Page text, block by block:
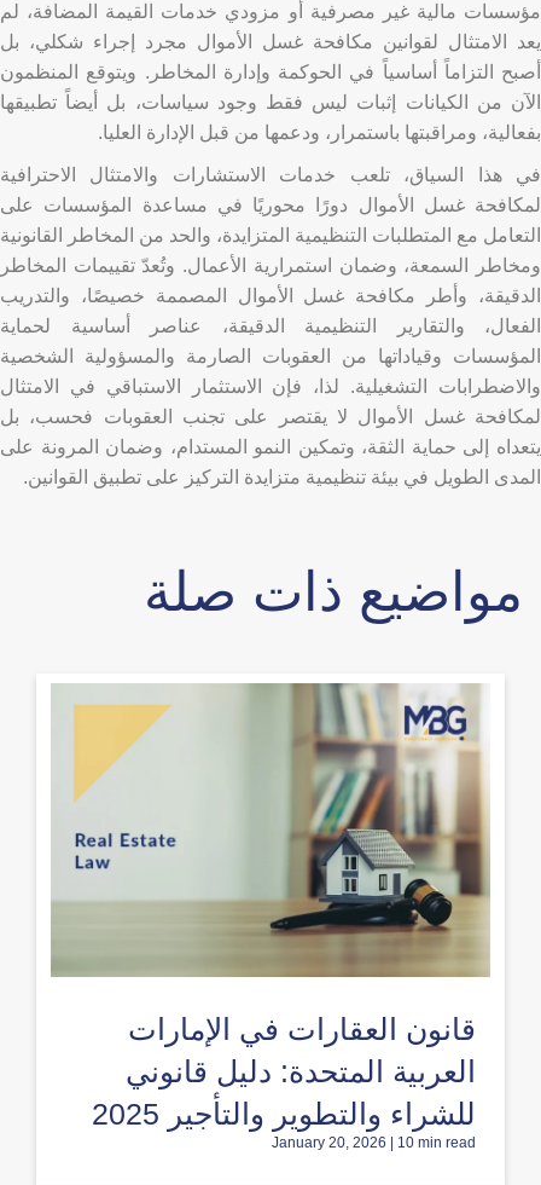
مؤسسات مالية غير مصرفية أو مزودي خدمات القيمة المضافة، لم
يعد الامتثال لقوانين مكافحة غسل الأموال مجرد إجراء شكلي، بل
أصبح التزاماً أساسياً في الحوكمة وإدارة المخاطر. ويتوقع المنظمون
الآن من الكيانات إثبات ليس فقط وجود سياسات، بل أيضاً تطبيقها
بفعالية، ومراقبتها باستمرار، ودعمها من قبل الإدارة العليا.
في هذا السياق، تلعب خدمات الاستشارات والامتثال الاحترافية
لمكافحة غسل الأموال دورًا محوريًا في مساعدة المؤسسات على
التعامل مع المتطلبات التنظيمية المتزايدة، والحد من المخاطر القانونية
ومخاطر السمعة، وضمان استمرارية الأعمال. وتُعدّ تقييمات المخاطر
الدقيقة، وأطر مكافحة غسل الأموال المصممة خصيصًا، والتدريب
الفعال، والتقارير التنظيمية الدقيقة، عناصر أساسية لحماية
المؤسسات وقياداتها من العقوبات الصارمة والمسؤولية الشخصية
والاضطرابات التشغيلية. لذا، فإن الاستثمار الاستباقي في الامتثال
لمكافحة غسل الأموال لا يقتصر على تجنب العقوبات فحسب، بل
يتعداه إلى حماية الثقة، وتمكين النمو المستدام، وضمان المرونة على
المدى الطويل في بيئة تنظيمية متزايدة التركيز على تطبيق القوانين.
قانون العقارات في الإمارات
العربية المتحدة: دليل قانوني
للشراء والتطوير والتأجير 2025
January 20, 2026 | 10 min read
مواضيع ذات صلة